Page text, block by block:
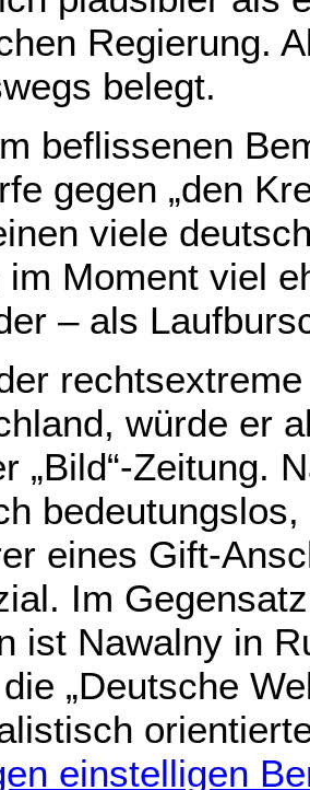
Regierung.
belegt.
beflissenen
gegen „den
viele
Moment viel
– als
würde er
„Bild“-Zeitung.
eines Gift-
Im
ist Nawalny in
„Deutsche
einstelligen